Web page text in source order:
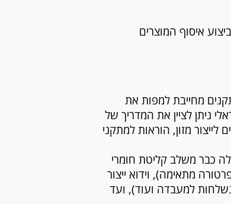
איסוף המוצרים
מחייבת למפות את
ניתן לציין את המדריך של
מזון, הוראות למתקני
כבר משלב קליטת חומרי
מתאימה), וידוא ייצור
למעבדה ועוד), ועד